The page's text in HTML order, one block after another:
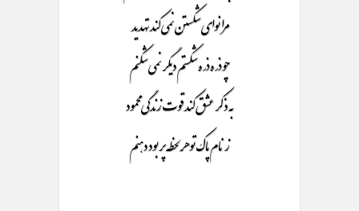
مرا نوای شکستن نمی کند تهدید
چو ذره ذره شکستم دیگر نمی شکنم
به ذکر عشق کند قوت زندگی محمود
ز نام پاک تو هر لحظه پر بود دهنم